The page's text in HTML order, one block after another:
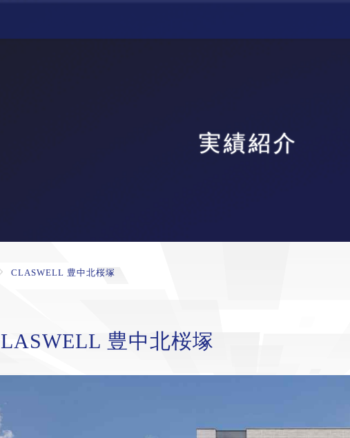
実績紹介
CLASWELL 豊中北桜塚
豊中北桜塚